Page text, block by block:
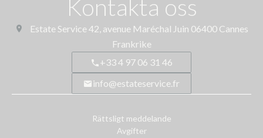
Kontakta oss
Estate Service42, avenue Maréchal Juin 06400 Cannes
Frankrike
+33 4 97 06 31 46
info@estateservice.fr
Rättsligt meddelande
Avgifter